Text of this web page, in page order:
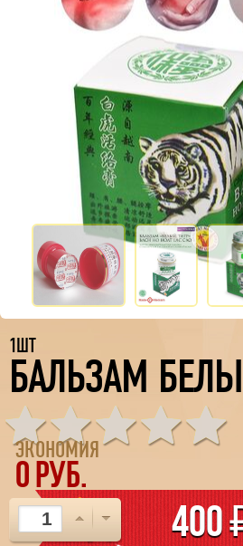
1ШТ
БАЛЬЗАМ
ЭКОНОМИЯ
0РУБ.
400